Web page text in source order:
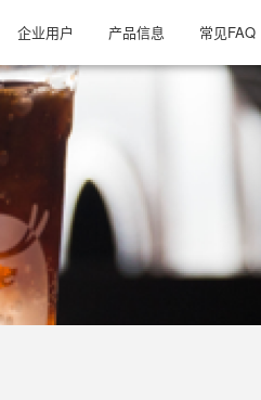
常见FAQ
产品信息
企业用户